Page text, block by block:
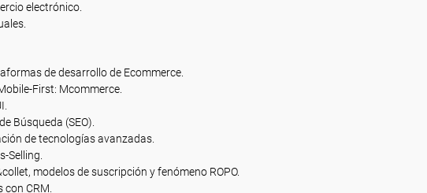
electrónico.
de desarrollo de Ecommerce.
First: Mcommerce.
Búsqueda (SEO).
de tecnologías avanzadas.
Selling.
modelos de suscripción y fenómeno ROPO.
CRM.